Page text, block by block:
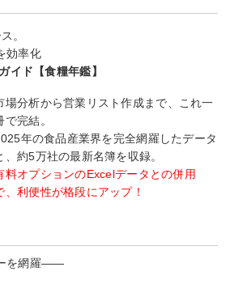
。
効率化
イド【食糧年鑑】
場分析から営業リスト作成まで、これ一
で完結。
年の食品産業界を完全網羅したデータ
、約5万社の最新名簿を収録。
料オプションのExcelデータとの併用
、利便性が格段にアップ！
を網羅――